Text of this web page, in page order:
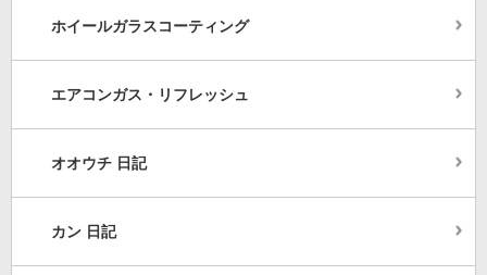
ホイールガラスコーティング
エアコンガス・リフレッシュ
オオウチ 日記
カン 日記